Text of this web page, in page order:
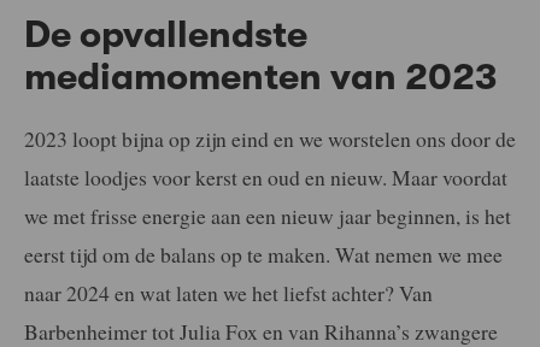
De opvallendste
mediamomenten van 2023
2023 loopt bijna op zijn eind en we worstelen ons door de
laatste loodjes voor kerst en oud en nieuw. Maar voordat
we met frisse energie aan een nieuw jaar beginnen, is het
eerst tijd om de balans op te maken. Wat nemen we mee
naar 2024 en wat laten we het liefst achter? Van
Barbenheimer tot Julia Fox en van Rihanna’s zwangere